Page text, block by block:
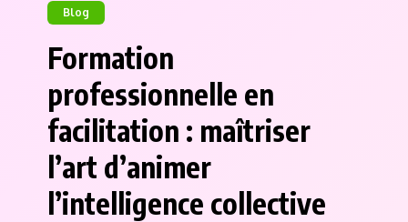
Blog
Formation
professionnelle en
facilitation : maîtriser
l’art d’animer
l’intelligence collective